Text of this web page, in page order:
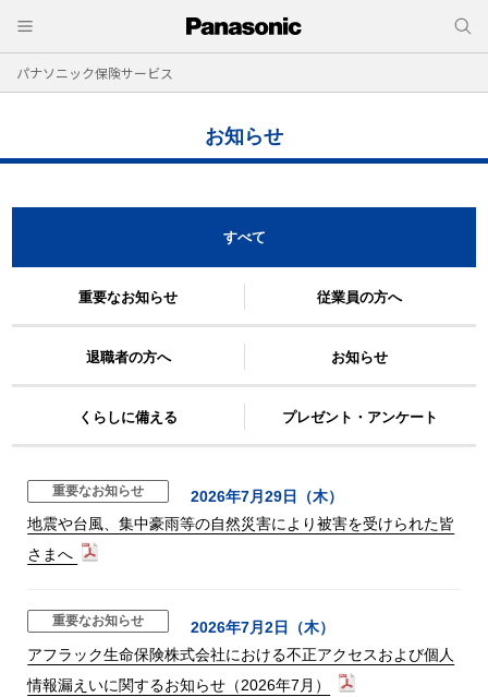
パナソニック保険サービス
お知らせ
すべて
重要なお知らせ 従業員の方へ
退職者の方へ お知らせ
くらしに備える プレゼント・アンケート
重要なお知らせ
2026年7月29日（木）
地震や台風、集中豪雨等の自然災害により被害を受けられた皆
さまへ
重要なお知らせ
2026年7月2日（木）
アフラック生命保険株式会社における不正アクセスおよび個人
情報漏えいに関するお知らせ（2026年7月）